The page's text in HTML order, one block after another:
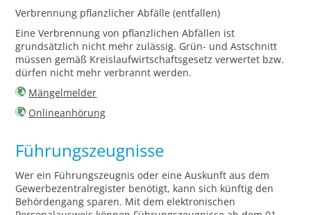
Verbrennung pflanzlicher Abfälle (entfallen)
Eine Verbrennung von pflanzlichen Abfällen ist
grundsätzlich nicht mehr zulässig. Grün- und Astschnitt
müssen gemäß Kreislaufwirtschaftsgesetz verwertet bzw.
dürfen nicht mehr verbrannt werden.
Mängelmelder
Onlineanhörung
Führungszeugnisse
Wer ein Führungszeugnis oder eine Auskunft aus dem
Gewerbezentralregister benötigt, kann sich künftig den
Behördengang sparen. Mit dem elektronischen